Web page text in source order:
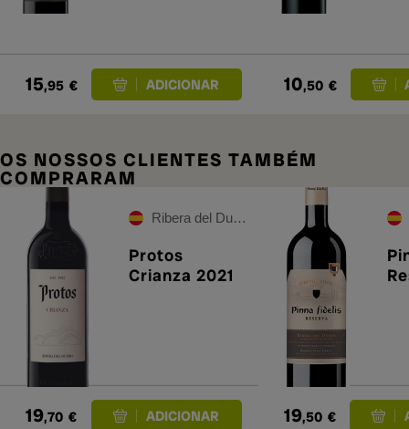
15,95 € 10,50 €
OS NOSSOS CLIENTES TAMBÉM
COMPRARAM
Ribera del Duero
Protos
Crianza 2021
19,70 € 19,50 €